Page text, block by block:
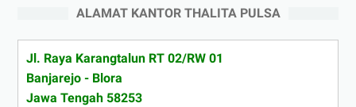
ALAMAT KANTOR THALITA PULSA
Jl. Raya Karangtalun RT 02/RW 01
Banjarejo - Blora
Jawa Tengah 58253